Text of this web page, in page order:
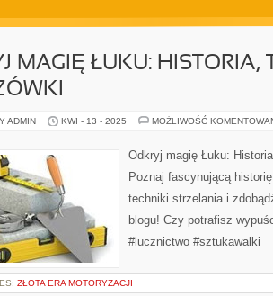
MAGIĘ ŁUKU: HISTORIA,
ADMIN KWI - 13 - 2025 MOŻLIWOŚĆ
Odkryj magię Łuku:
Poznaj fascynującą
techniki strzelania i
blogu! Czy potrafisz
#lucznictwo #sztukawalki
ZŁOTA ERA MOTORYZACJI